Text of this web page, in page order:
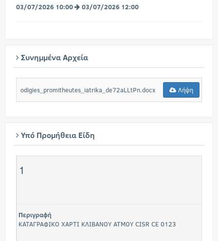
03/07/2026 10:00 03/07/2026 12:00
Συνημμένα Αρχεία
odigies_promitheutes_iatrika_de72aLLtPn.docx Λήψη
Υπό Προμήθεια Είδη
1
Περιγραφή
ΚΑΤΑΓΡΑΦΙΚΟ ΧΑΡΤΙ ΚΛΙΒΑΝΟΥ ΑΤΜΟΥ CISR CE 0123